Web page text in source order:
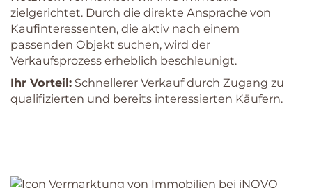
zielgerichtet. Durch die direkte Ansprache von
Kaufinteressenten, die aktiv nach einem
passenden Objekt suchen, wird der
Verkaufsprozess erheblich beschleunigt.
Ihr Vorteil: Schnellerer Verkauf durch Zugang zu
qualifizierten und bereits interessierten Käufern.